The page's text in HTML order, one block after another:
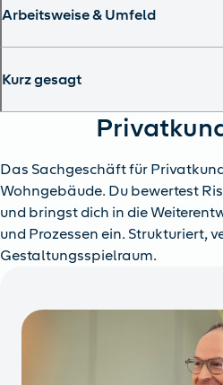
Arbeitsweise & Umfeld
Kurz gesagt
Das Sachgeschäft für
Wohngebäude. Du bewertest
und bringst dich in die
und Prozessen ein. Strukturiert,
Gestaltungsspielraum.